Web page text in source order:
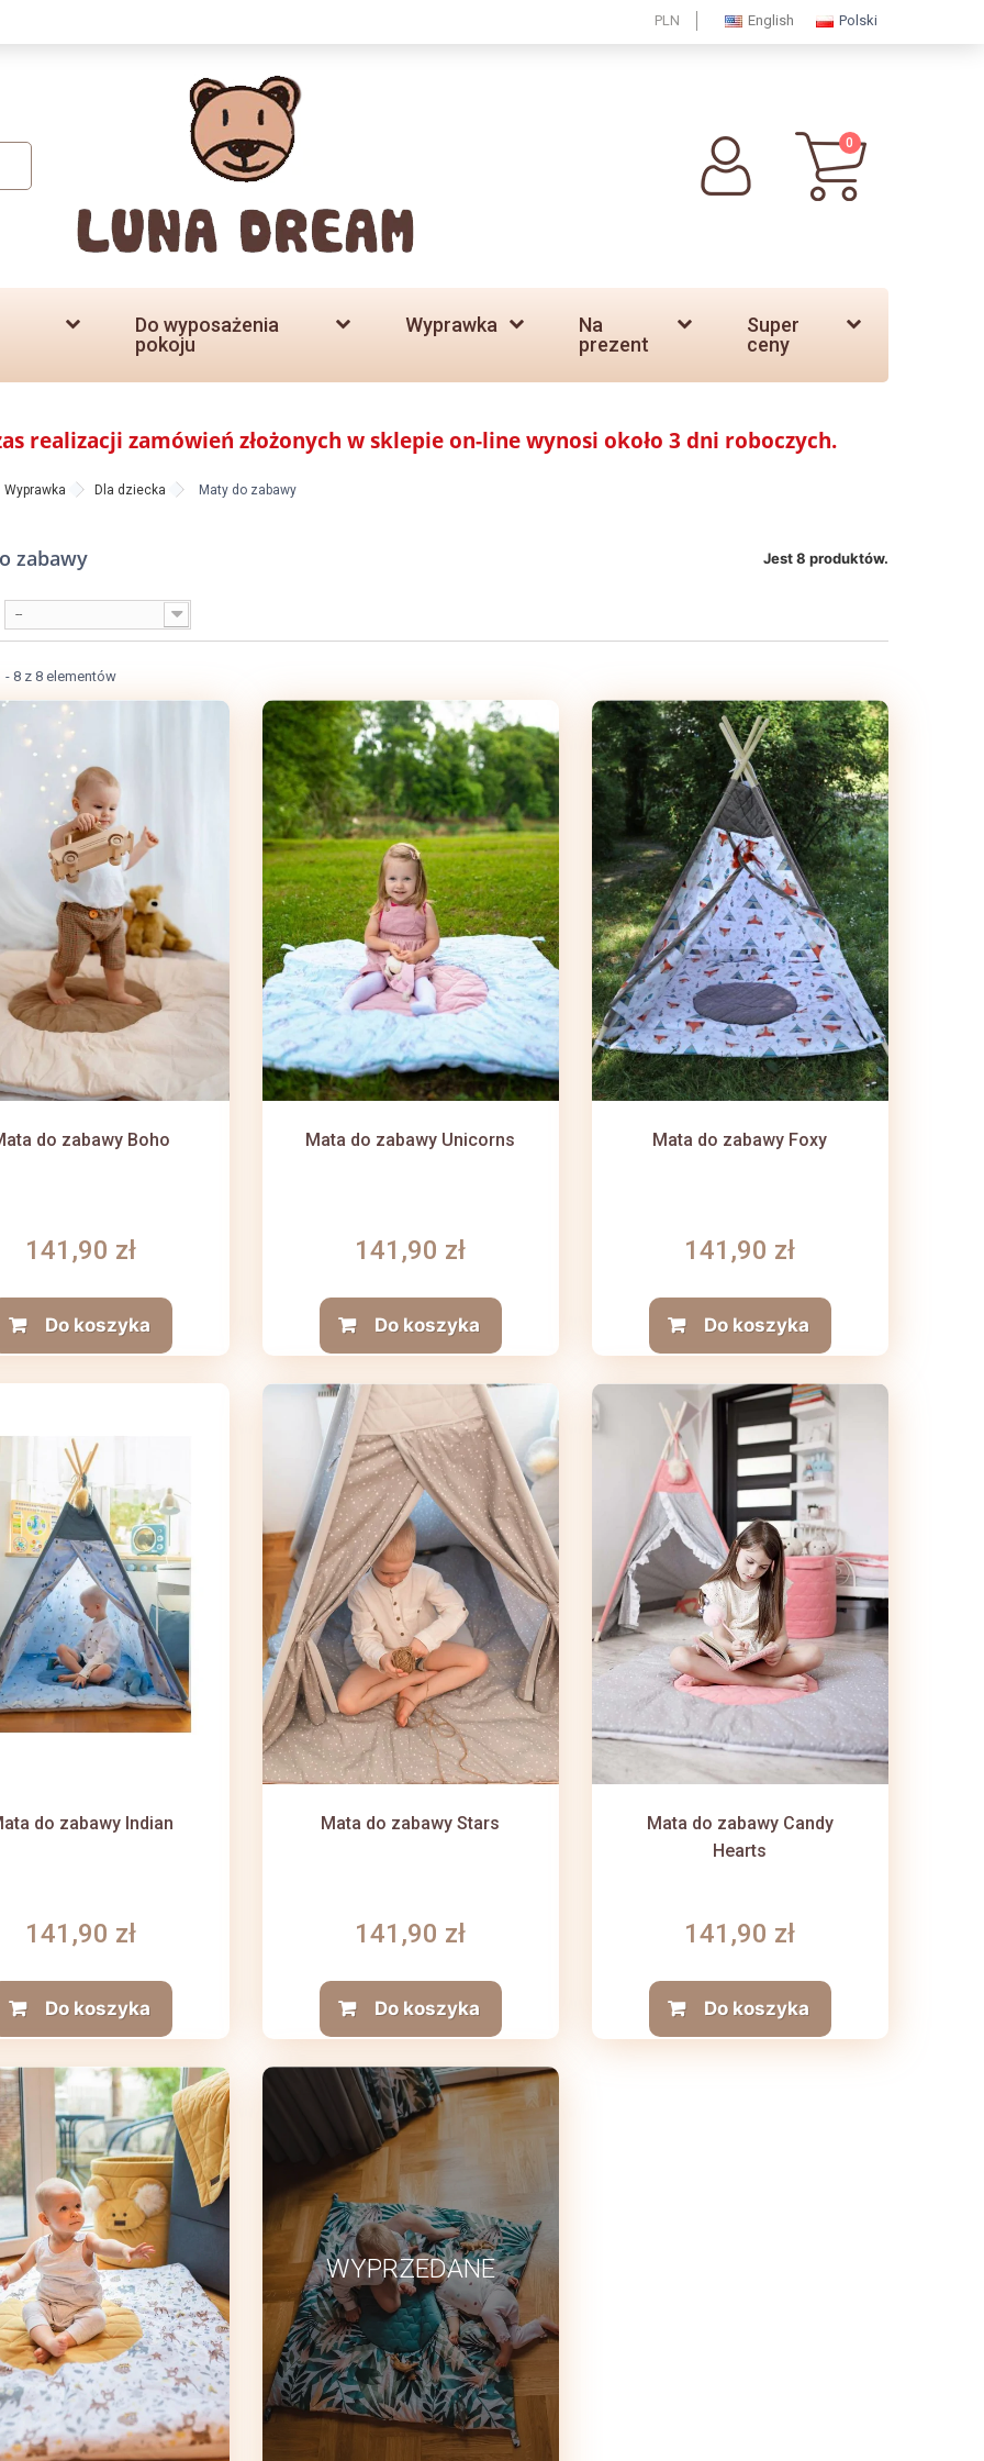
PLN English Polski
0
Do wyposażenia
pokoju
Wyprawka
Na
prezent
Super
ceny
realizacji zamówień złożonych w sklepie on-line wynosi około 3 dni roboczych.
Wyprawka Dla dziecka Maty do zabawy
zabawy Jest 8 produktów.
--
- 8 z 8 elementów
do zabawy Boho
141,90 zł
Do koszyka
Mata do zabawy Unicorns
141,90 zł
Do koszyka
Mata do zabawy Foxy
141,90 zł
Do koszyka
do zabawy Indian
141,90 zł
Do koszyka
Mata do zabawy Stars
141,90 zł
Do koszyka
Mata do zabawy Candy
Hearts
141,90 zł
Do koszyka
WYPRZEDANE